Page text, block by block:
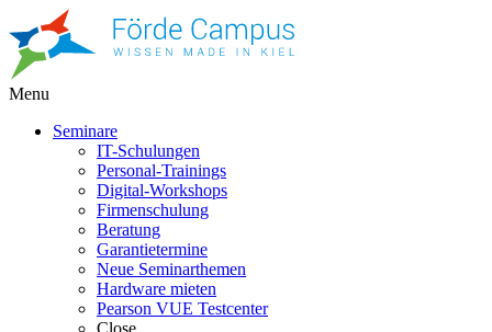
Menu
Seminare
IT-Schulungen
Personal-Trainings
Digital-Workshops
Firmenschulung
Beratung
Garantietermine
Neue Seminarthemen
Hardware mieten
Pearson VUE Testcenter
Close